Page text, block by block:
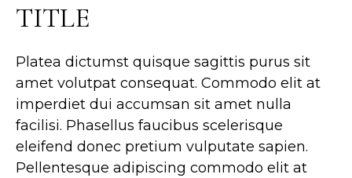
TITLE
Platea dictumst quisque sagittis purus sit
amet volutpat consequat. Commodo elit at
imperdiet dui accumsan sit amet nulla
facilisi. Phasellus faucibus scelerisque
eleifend donec pretium vulputate sapien.
Pellentesque adipiscing commodo elit at